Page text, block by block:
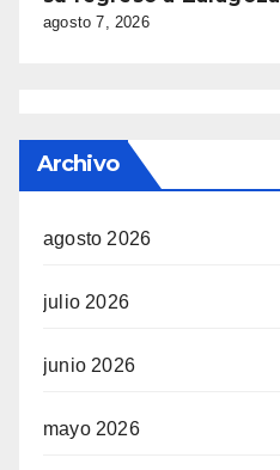
agosto 7, 2026
Archivo
agosto 2026
julio 2026
junio 2026
mayo 2026